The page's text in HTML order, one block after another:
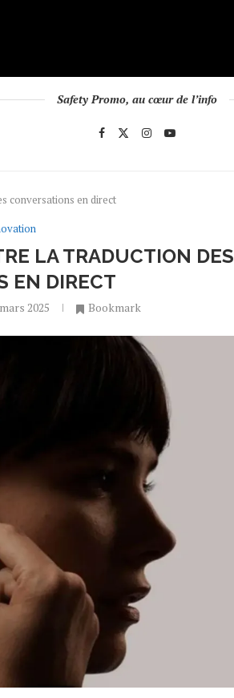
Safety Promo, au cœur de l’info
conversations en direct
LA TRADUCTION DES
EN DIRECT
2025 Bookmark